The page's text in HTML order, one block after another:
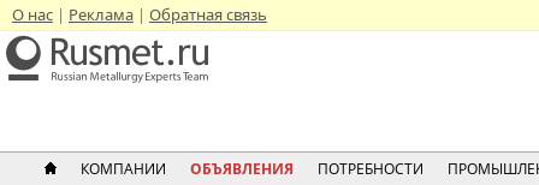
О нас Реклама Обратная связь
КОМПАНИИ ОБЪЯВЛЕНИЯ ПОТРЕБНОСТИ